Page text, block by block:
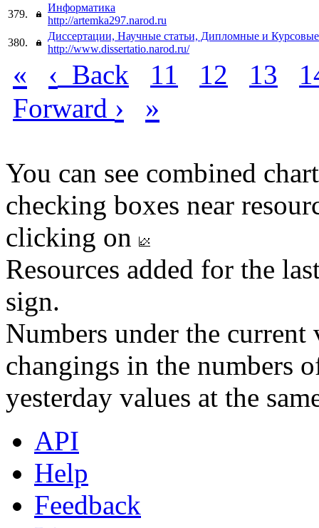
379.
Информатика
http://artemka297.narod.ru
380.
Диссертации, Научные статьи, Дипломные и Курсовые
http://www.dissertatio.narod.ru/
« ‹ Back 11 12 13
Forward › »
You can see combined
checking boxes near
clicking on
Resources added for the
sign.
Numbers under the
changings in the numbers
yesterday values at the
API
Help
Feedback